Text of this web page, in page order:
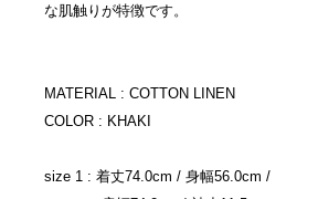
な肌触りが特徴です。
MATERIAL : COTTON LINEN
COLOR : KHAKI
size 1 : 着丈74.0cm / 身幅56.0cm /